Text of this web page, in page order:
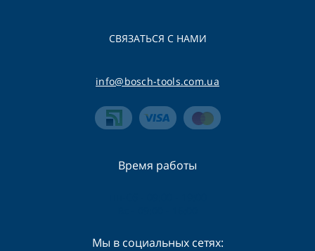
СВЯЗАТЬСЯ С НАМИ
info@bosch-tools.com.ua
Время работы
Мы в социальных сетях: